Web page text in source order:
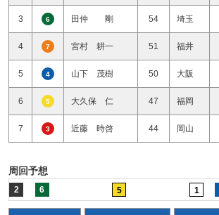
3 6 田仲 剛 54 埼玉
4 7 宮村 耕一 51 福井
5 4 山下 茂樹 50 大阪
6 5 大久保 仁 47 福岡
7 3 近藤 時啓 44 岡山
周回予想
2 6 5 1